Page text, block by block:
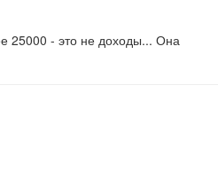
25000 - это не доходы... Она